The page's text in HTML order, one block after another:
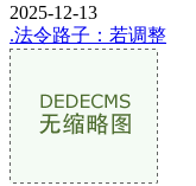
2025-12-13
.法令路子：若调整